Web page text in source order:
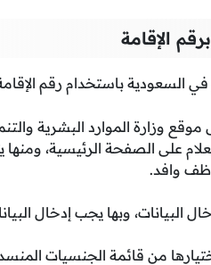
الإقامة
السعودية باستخدام رقم
وزارة الموارد البشرية
على الصفحة الرئيسية، ومنها
وافد.
البيانات، وبها يجب إدخال
من قائمة الجنسيات